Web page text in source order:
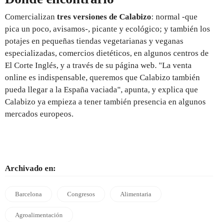
Comercializan tres versiones de Calabizo: normal -que
pica un poco, avisamos-, picante y ecológico; y también los
potajes en pequeñas tiendas vegetarianas y veganas
especializadas, comercios dietéticos, en algunos centros de
El Corte Inglés, y a través de su página web. "La venta
online es indispensable, queremos que Calabizo también
pueda llegar a la España vaciada", apunta, y explica que
Calabizo ya empieza a tener también presencia en algunos
mercados europeos.
Archivado en:
Barcelona Congresos Alimentaria
Agroalimentación